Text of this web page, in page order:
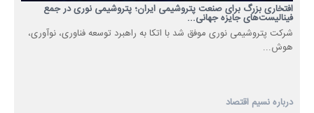
افتخاری بزرگ برای صنعت پتروشیمی ایران؛ پتروشیمی نوری در جمع
فینالیست‌های جایزه جهانی...
شرکت پتروشیمی نوری موفق شد با اتکا به راهبرد توسعه فناوری، نوآوری،
هوش...
درباره نسیم اقتصاد